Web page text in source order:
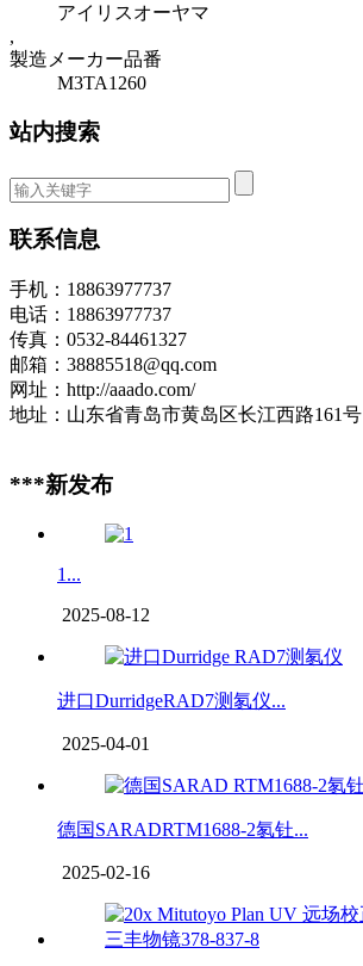
アイリスオーヤマ
,
製造メーカー品番
M3TA1260
站内搜索
联系信息
手机：18863977737
电话：18863977737
传真：0532-84461327
邮箱：38885518@qq.com
网址：http://aaado.com/
地址：山东省青岛市黄岛区长江西路161号
***新发布
1...
2025-08-12
进口DurridgeRAD7测氡仪...
2025-04-01
德国SARADRTM1688-2氡钍...
2025-02-16